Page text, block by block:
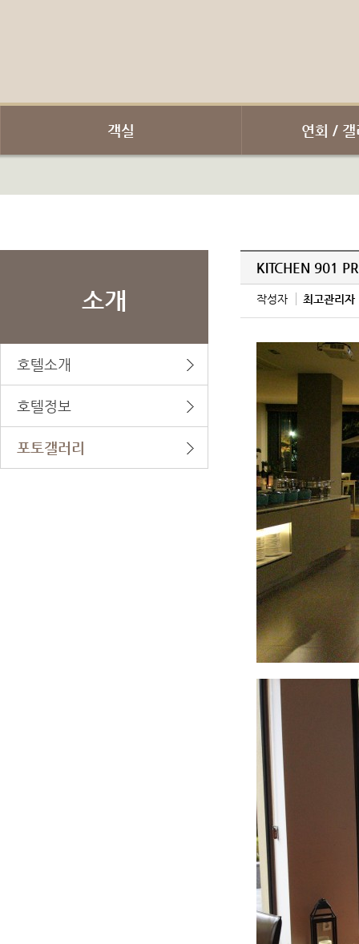
객실 연회 /
소개
호텔소개
호텔정보
포토갤러리
KITCHEN 901
작성자 최고관리자